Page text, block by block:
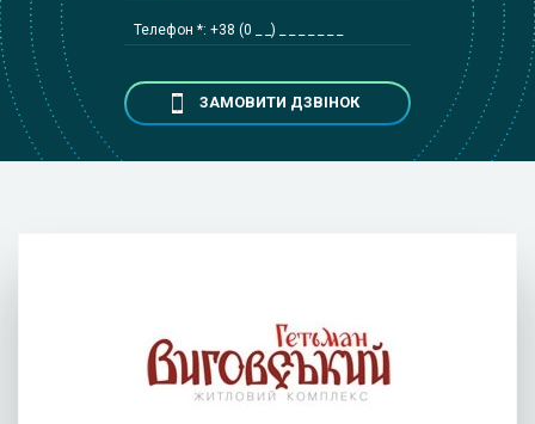
Телефон *: +38 (0 _ _) _ _ _ _ _ _ _
ЗАМОВИТИ ДЗВІНОК